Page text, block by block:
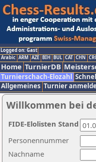
Logged on: Gast
Arabic ARM AZE BIH BUL CAT CHN
Home TurnierDB
Turnierschach-Elozahl
Allgemeines Turnier
Willkommen bei
Nachname
Personennummer
FIDE-Elolisten Stand